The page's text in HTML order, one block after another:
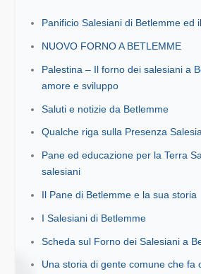
Panificio Salesiani di Betlemme ed
NUOVO FORNO A BETLEMME
Palestina – Il forno dei salesiani a
amore e sviluppo
Saluti e notizie da Betlemme
Qualche riga sulla Presenza
Pane ed educazione per la Terra
salesiani
Il Pane di Betlemme e la sua storia
I Salesiani di Betlemme
Scheda sul Forno dei Salesiani a
Una storia di gente comune che fa